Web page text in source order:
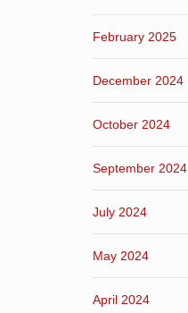
February 2025
December 2024
October 2024
September 2024
July 2024
May 2024
April 2024